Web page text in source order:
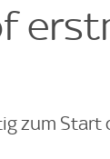
zum Start